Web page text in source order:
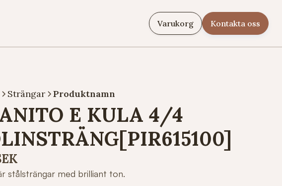
Varukorg Kontakta oss
Strängar Produktnamn
E KULA 4/4
stålsträngar med brilliant ton.